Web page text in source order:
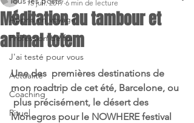
Appris en voyage
Profession de foi
J'ai testé pour vous
Actualité
Coaching
Rituel
Méditation au tambour et
animal totem
15 juil. 2017 6 min de lecture
Une des  premières destinations de
mon roadtrip de cet été, Barcelone, ou
plus précisément, le désert des
Monegros pour le NOWHERE festival